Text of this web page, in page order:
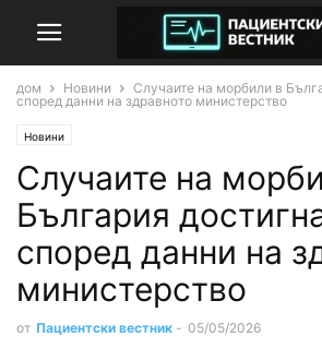
дом Новини
Случаите на морбили в
според данни на здравното министерство
Новини
Случаите на
България
според данни на
министерство
от Пациентски вестник - 05/05/2026